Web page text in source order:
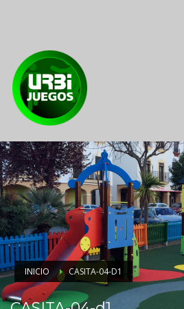
INICIO CASITA-04-D1